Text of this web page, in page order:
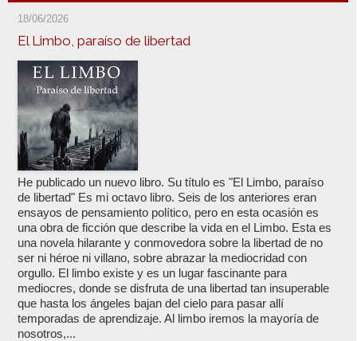
18/06/2026
El Limbo, paraíso de libertad
He publicado un nuevo libro. Su título es "El Limbo, paraíso
de libertad" Es mi octavo libro. Seis de los anteriores eran
ensayos de pensamiento político, pero en esta ocasión es
una obra de ficción que describe la vida en el Limbo. Esta es
una novela hilarante y conmovedora sobre la libertad de no
ser ni héroe ni villano, sobre abrazar la mediocridad con
orgullo. El limbo existe y es un lugar fascinante para
mediocres, donde se disfruta de una libertad tan insuperable
que hasta los ángeles bajan del cielo para pasar allí
temporadas de aprendizaje. Al limbo iremos la mayoría de
nosotros,...